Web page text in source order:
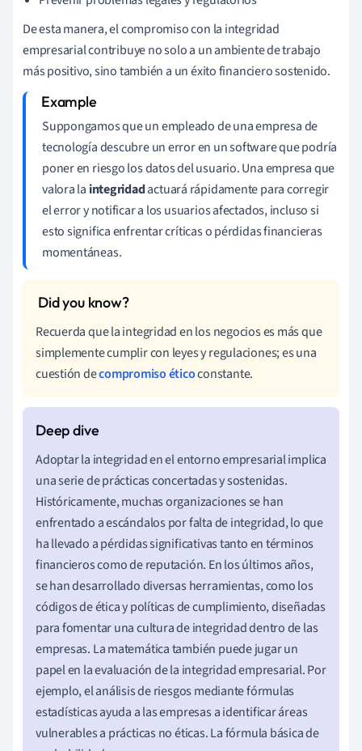
De esta manera, el compromiso con la integridad
empresarial contribuye no solo a un ambiente de trabajo
más positivo, sino también a un éxito financiero sostenido.
Suppongamos que un empleado de una empresa de
tecnología descubre un error en un software que podría
poner en riesgo los datos del usuario. Una empresa que
valora la integridadactuará rápidamente para corregir
el error y notificar a los usuarios afectados, incluso si
esto significa enfrentar críticas o pérdidas financieras
momentáneas.
Recuerda que la integridad en los negocios es más que
simplemente cumplir con leyes y regulaciones; es una
cuestión decompromiso éticoconstante.
Adoptar la integridad en el entorno empresarial implica
una serie de prácticas concertadas y sostenidas.
Históricamente, muchas organizaciones se han
enfrentado a escándalos por falta de integridad, lo que
ha llevado a pérdidas significativas tanto en términos
financieros como de reputación. En los últimos años,
se han desarrollado diversas herramientas, como los
códigos de ética y políticas de cumplimiento, diseñadas
para fomentar una cultura de integridad dentro de las
empresas. La matemática también puede jugar un
papel en la evaluación de la integridad empresarial. Por
ejemplo, el análisis de riesgos mediante fórmulas
estadísticas ayuda a las empresas a identificar áreas
vulnerables a prácticas no éticas. La fórmula básica de